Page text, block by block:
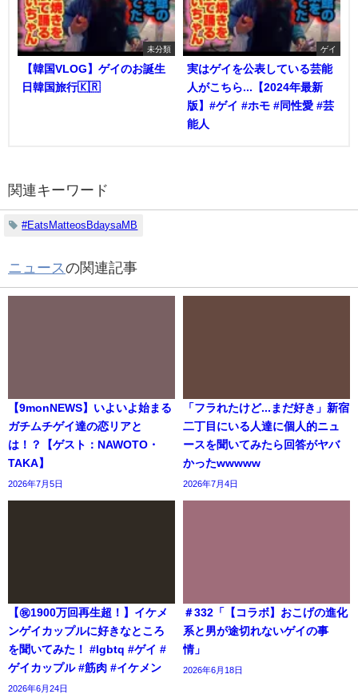
未分類
【韓国VLOG】ゲイのお誕生
日韓国旅行🇰🇷
ゲイ
実はゲイを公表している芸能
人がこちら...【2024年最新
版】#ゲイ #ホモ #同性愛 #芸
能人
関連キーワード
#EatsMatteosBdaysaMB
ニュース の関連記事
【9monNEWS】いよいよ始まる
ガチムチゲイ達の恋リアと
は！？【ゲスト：NAWOTO・
TAKA】
2026年7月5日
「フラれたけど...まだ好き」新宿
二丁目にいる人達に個人的ニュ
ースを聞いてみたら回答がヤバ
かったwwwww
2026年7月4日
【㊗️1900万回再生超！】イケメ
ンゲイカップルに好きなところ
を聞いてみた！ #lgbtq #ゲイ #
ゲイカップル #筋肉 #イケメン
2026年6月24日
＃332「【コラボ】おこげの進化
系と男が途切れないゲイの事
情」
2026年6月18日